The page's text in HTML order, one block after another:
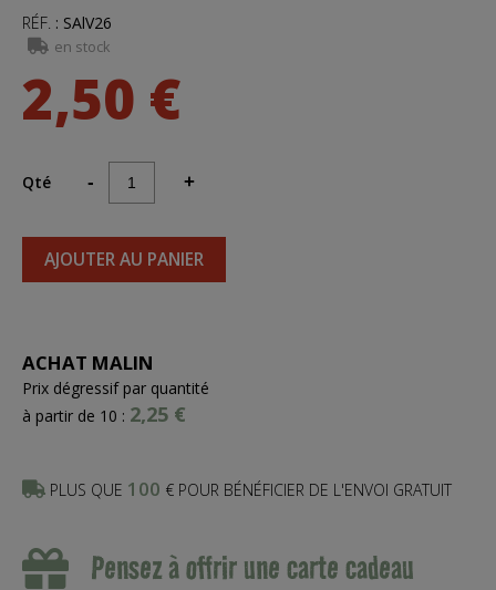
RÉF. : SAlV26
en stock
2,50 €
Qté - +
AJOUTER AU PANIER
ACHAT MALIN
Prix dégressif par quantité
à partir de 10 : 2,25 €
PLUS QUE 100 € POUR BÉNÉFICIER DE L'ENVOI GRATUIT
Pensez à offrir une carte cadeau